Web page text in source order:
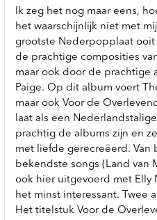
Ik zeg het nog maar eens,
het waarschijnlijk niet met
grootste Nederpopplaat
de prachtige composities
maar ook door de prachtige
Paige. Op dit album voert
maar ook Voor de
laat als een
prachtig de albums zijn en
met liefde gerecreëerd. Van
bekendste songs (Land van
ook hier uitgevoerd met Elly
het minst interessant. Twee
Het titelstuk Voor de